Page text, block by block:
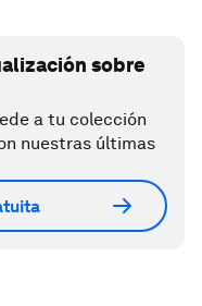
sobre
a tu colección
nuestras últimas